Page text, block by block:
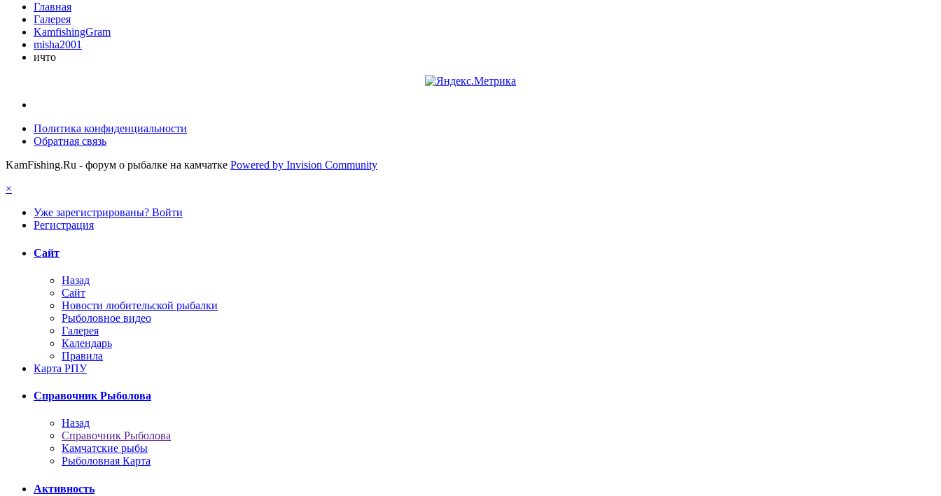
Главная
Галерея
KamfishingGram
misha2001
ичто
Политика конфиденциальности
Обратная связь
KamFishing.Ru - форум о рыбалке на камчатке Powered by Invision Community
×
Уже зарегистрированы? Войти
Регистрация
Сайт
Назад
Сайт
Новости любительской рыбалки
Рыболовное видео
Галерея
Календарь
Правила
Карта РПУ
Справочник Рыболова
Назад
Справочник Рыболова
Камчатские рыбы
Рыболовная Карта
Активность